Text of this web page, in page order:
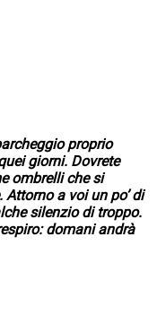
proprio
giorni. Dovrete
ombrelli che si
a voi un po’ di
silenzio di troppo.
domani andrà